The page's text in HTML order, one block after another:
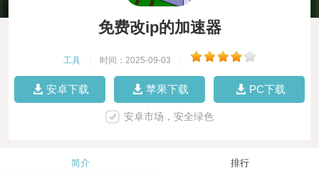
免费改ip的加速器
工具 时间：2025-09-03
安卓下载 苹果下载 PC下载
安卓市场，安全绿色
简介 排行